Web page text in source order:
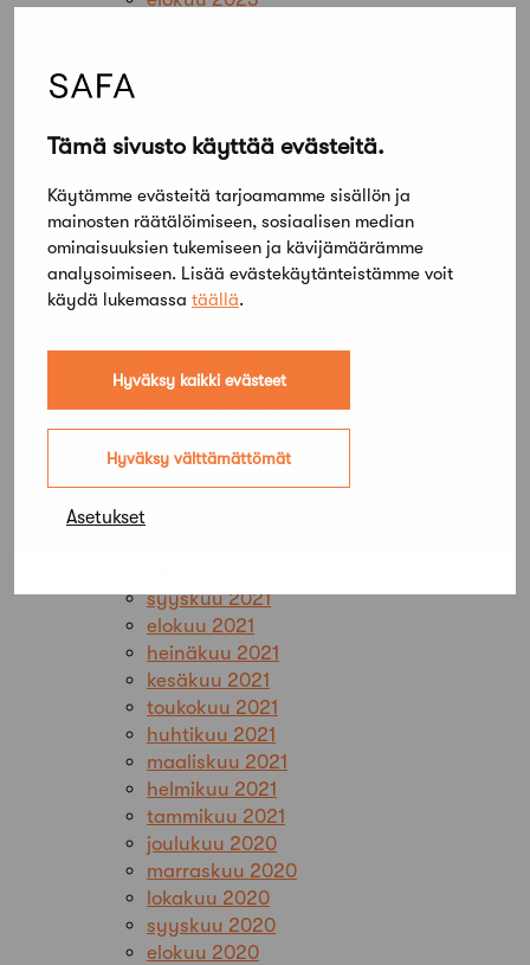
Tämä sivusto käyttää evästeitä.
Käytämme evästeitä tarjoamamme sisällön ja
mainosten räätälöimiseen, sosiaalisen median
ominaisuuksien tukemiseen ja kävijämäärämme
analysoimiseen. Lisää evästekäytänteistämme voit
käydä lukemassa täällä.
Hyväksy kaikki evästeet
Hyväksy välttämättömät
Asetukset
helmikuu 2023
tammikuu 2023
joulukuu 2022
marraskuu 2022
lokakuu 2022
syyskuu 2022
elokuu 2022
kesäkuu 2022
toukokuu 2022
huhtikuu 2022
maaliskuu 2022
helmikuu 2022
tammikuu 2022
syyskuu 2021
elokuu 2021
heinäkuu 2021
kesäkuu 2021
toukokuu 2021
huhtikuu 2021
maaliskuu 2021
helmikuu 2021
tammikuu 2021
joulukuu 2020
marraskuu 2020
lokakuu 2020
syyskuu 2020
elokuu 2020